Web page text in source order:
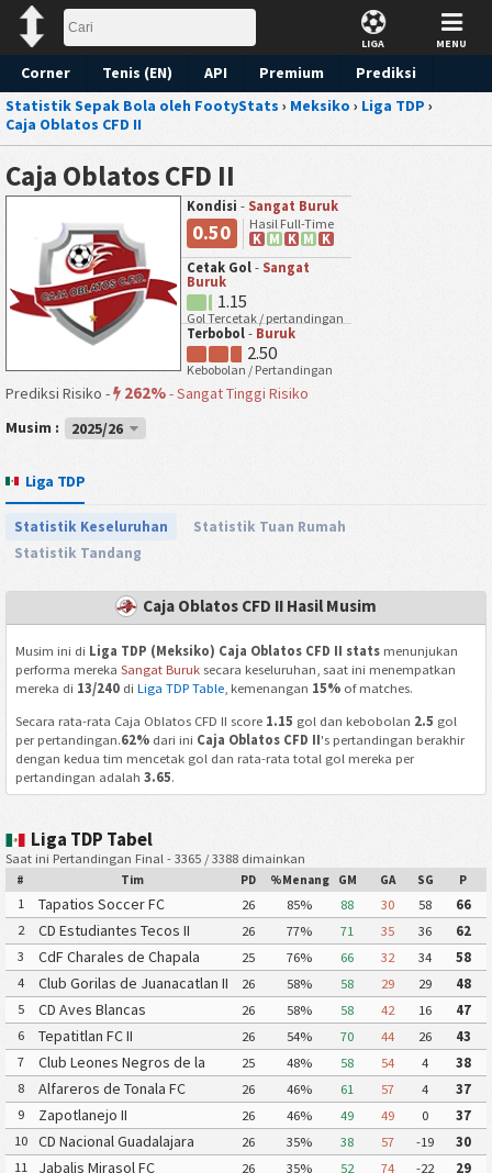
LIGA MENU
Corner Tenis (EN) API Premium
Prediksi
Statistik Sepak Bola oleh FootyStats › Meksiko › Liga TDP ›
Caja Oblatos CFD II
Caja Oblatos CFD II
Kondisi - Sangat Buruk
0.50
Hasil Full-Time
K M K M K
Cetak Gol - Sangat
Buruk
1.15
Gol Tercetak / pertandingan
Terbobol - Buruk
2.50
Kebobolan / Pertandingan
Prediksi Risiko - 262%-Sangat Tinggi Risiko
Musim :
2025/26
Liga TDP
Statistik Keseluruhan
Statistik Tuan Rumah
Statistik Tandang
Caja Oblatos CFD II Hasil Musim
Musim ini di Liga TDP (Meksiko) Caja Oblatos CFD II statsmenunjukan
performa mereka Sangat Buruksecara keseluruhan, saat ini menempatkan
mereka di 13/240di Liga TDP Table, kemenangan 15%of matches.
Secara rata-rata Caja Oblatos CFD II score 1.15 gol dan kebobolan 2.5 gol
per pertandingan.62%dari ini Caja Oblatos CFD II's pertandingan berakhir
dengan kedua tim mencetak gol dan rata-rata total gol mereka per
pertandingan adalah 3.65.
Liga TDP Tabel
Saat ini Pertandingan Final - 3365 / 3388 dimainkan
# Tim PD %Menang GM GA SG P
1 Tapatios Soccer FC 26 85% 88 30 58
66
2
CD Estudiantes Tecos II 26 77% 71 35 36
62
3
CdF Charales de Chapala 25 76% 66 32 34
58
4
Club Gorilas de Juanacatlan II 26 58% 58 29 29
48
5
CD Aves Blancas 26 58% 58 42 16
47
6
Tepatitlan FC II 26 54% 70 44 26
43
7
Club Leones Negros de la
Universidad de Guadalajara III
25 48% 58 54 4
38
8
Alfareros de Tonala FC 26 46% 61 57 4
37
9
Zapotlanejo II 26 46% 49 49 0
37
10
CD Nacional Guadalajara 26 35% 38 57 -19
30
11
Jabalis Mirasol FC 26 35% 52 74 -22
29